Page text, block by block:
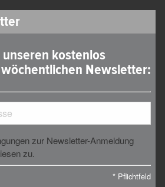
kostenlos
Newsletter:
zur Newsletter-Anmeldung
zu.
* Pflichtfeld